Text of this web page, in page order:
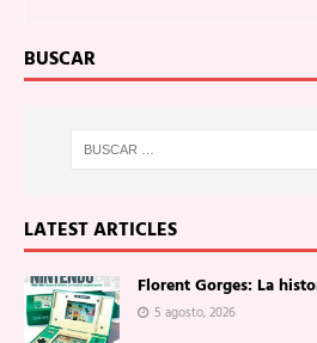
BUSCAR
LATEST ARTICLES
Florent Gorges: La
5 agosto, 2026